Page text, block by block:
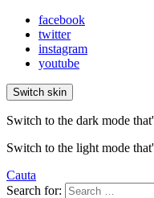
facebook
twitter
instagram
youtube
Switch skin
Switch to the dark mode
Switch to the light mode
Cauta
Search for: